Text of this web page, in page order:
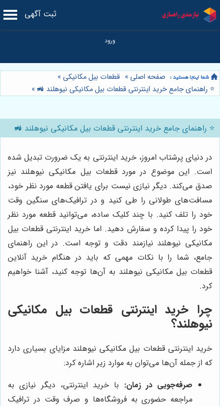
ثبت آگهی
صفحه اصلی » قطعات بیل مکانیکی »
⭐️ راهنمای جامع خرید اینترنتی قطعات بیل مکانیکی نیوهلند 🚜 »
⭐️ راهنمای جامع خرید اینترنتی قطعات بیل مکانیکی نیوهلند 🚜
در دنیای پرشتاب امروز، خرید اینترنتی به یک ضرورت تبدیل شده
است. این موضوع در مورد قطعات بیل مکانیکی نیوهلند نیز
صدق می‌کند. دیگر نیازی نیست برای یافتن قطعه مورد نظر خود،
مسافت‌های طولانی را طی کنید و در ترافیک‌های سنگین وقت
خود را تلف کنید. با چند کلیک ساده، می‌توانید قطعه مورد نظر
خود را پیدا کرده و سفارش دهید. اما خرید اینترنتی قطعات بیل
مکانیکی نیوهلند نیازمند دقت و توجه است. در این راهنمای
جامع، شما را با نکات مهمی که باید در هنگام خرید آنلاین
قطعات بیل مکانیکی نیوهلند به آن‌ها توجه کنید، آشنا خواهیم
کرد.
چرا خرید اینترنتی قطعات بیل مکانیکی
نیوهلند؟
خرید اینترنتی قطعات بیل مکانیکی نیوهلند مزایای بسیاری دارد
که از جمله آن‌ها می‌توان به موارد زیر اشاره کرد:
صرفه‌جویی در زمان: با خرید اینترنتی، دیگر نیازی به
مراجعه حضوری به فروشگاه‌ها و صرف وقت در ترافیک